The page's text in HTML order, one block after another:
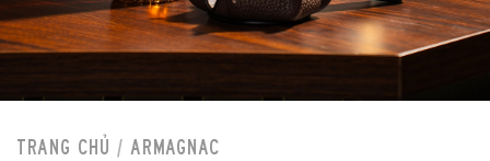
TRANG CHỦ / ARMAGNAC